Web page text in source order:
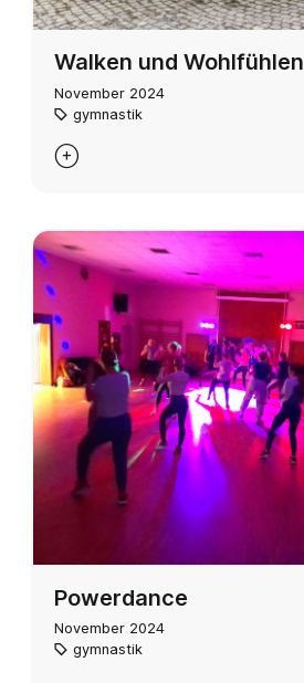
Walken und Wohlfühlen
November 2024
gymnastik

Powerdance
November 2024
gymnastik